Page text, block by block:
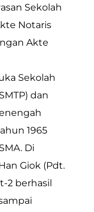
Sekolah
Notaris
Akte
Sekolah
dan
1965
Di
Giok (Pdt.
2 berhasil